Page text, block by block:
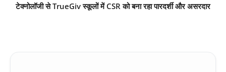
टेक्नोलॉजी से TrueGiv स्कूलों में CSR को बना रहा पारदर्शी और असरदार